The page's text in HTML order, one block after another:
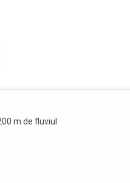
m de fluviul